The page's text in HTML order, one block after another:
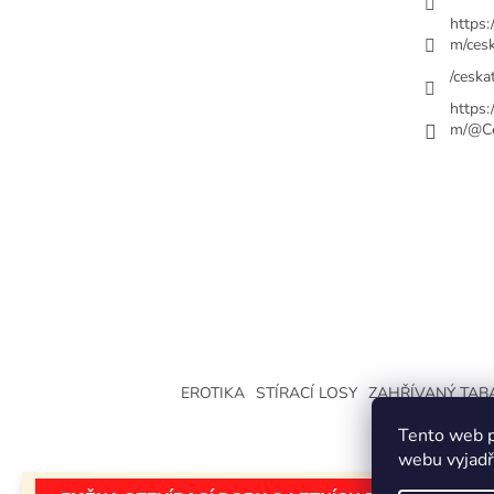
Tento web
webu
m/
/
m/
EROTIKA STÍRACÍ LOSY ZAHŘÍVANÝ